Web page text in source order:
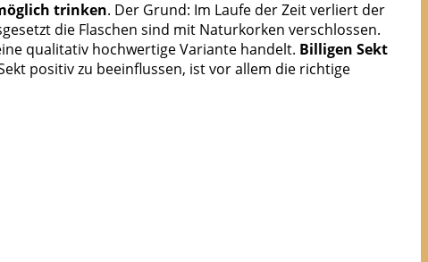
trinken. Der Grund: Im Laufe der Zeit verliert der
die Flaschen sind mit Naturkorken verschlossen.
qualitativ hochwertige Variante handelt. Billigen Sekt
positiv zu beeinflussen, ist vor allem die richtige